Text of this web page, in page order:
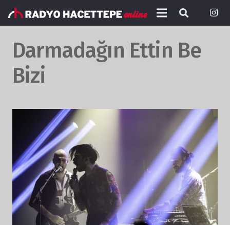
Darmadağın Ettin Be
Bizi